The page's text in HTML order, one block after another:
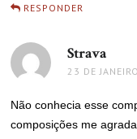
RESPONDER
Strava
23 DE
Não conhecia esse
composições me